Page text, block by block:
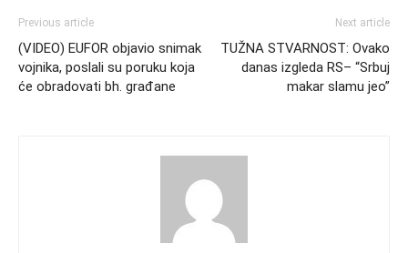
Previous article
(VIDEO) EUFOR objavio snimak
vojnika, poslali su poruku koja
će obradovati bh. građane
Next article
TUŽNA STVARNOST: Ovako
danas izgleda RS– “Srbuj
makar slamu jeo”